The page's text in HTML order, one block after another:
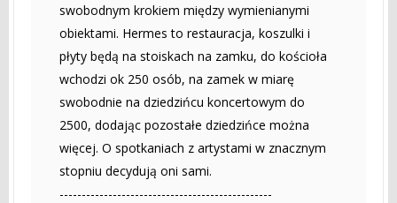
swobodnym krokiem między wymienianymi
obiektami. Hermes to restauracja, koszulki i
płyty będą na stoiskach na zamku, do kościoła
wchodzi ok 250 osób, na zamek w miarę
swobodnie na dziedzińcu koncertowym do
2500, dodając pozostałe dziedzińce można
więcej. O spotkaniach z artystami w znacznym
stopniu decydują oni sami.
------------------------------------------------